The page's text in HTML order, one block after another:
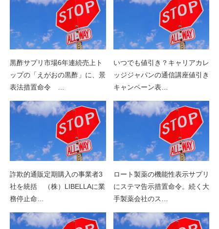
黒酢サプリ市場6年連続売上ト
ップの「えがおの黒酢」に、景
表法措置命令 …
いつでも値引き？キャリアカレ
ッジジャパンの通信講座値引き
キャンペーン表…
詐欺的通販定期購入の事業者3
社を統括 （株）LIBELLAに業
務停止命…
ロート製薬の機能性表示サプリ
にステマ告示措置命令。続く大
手製薬会社のス…